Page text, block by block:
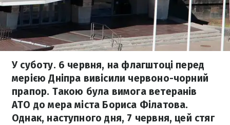
У суботу. 6 червня, на флагштоці перед
мерією Дніпра вивісили червоно-чорний
прапор. Такою була вимога ветеранів
АТО до мера міста Бориса Філатова.
Однак, наступного дня, 7 червня, цей стяг